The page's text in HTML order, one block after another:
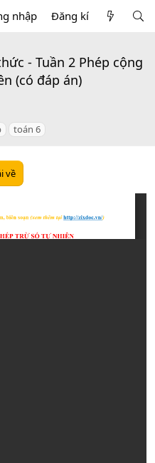
nhập Đăng kí
- Tuần 2 Phép cộng
(có đáp án)
toán 6
về